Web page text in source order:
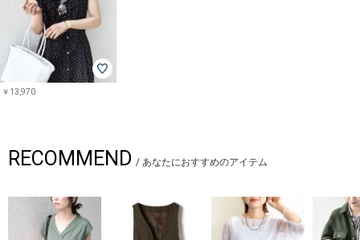
￥13,970
RECOMMEND / あなたにおすすめのアイテム